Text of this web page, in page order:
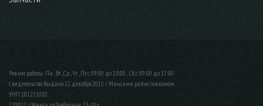
Режим работы: Пн , Вт , Ср , Чт , Пт c 09:00 до 18:00 ; Сб c 09:00 до 17:00
Свидетельство Выдано 22 декабря 2015 г. Минским райисполкомом
УНП 101251082